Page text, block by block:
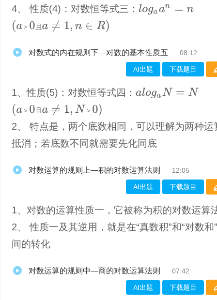
4、 性质(4)：对数恒等式三： logaa =n
＞ 且
(a＞ 且 a≠1, n∈R )
对数式的内在规则下—对数的基本性质五 08:12
AI出题 下载题目
1、​性质(5)：对数恒等式四： alogaN N
＞ 且 ＞
(a＞ 且 a≠1, N＞ )
2、 特点是，两个底数相同，可以理解为两种运
抵消；若底数不同就需要先化同底
对数运算的规则上—积的对数运算法则 12:05
AI出题 下载题目
1、​对数的运算性质一，它被称为积的对数运算
2、 性质一及其逆用，就是在“真数积”和“对数和
间的转化
对数运算的规则中—商的对数运算法则 07:42
AI出题 下载题目